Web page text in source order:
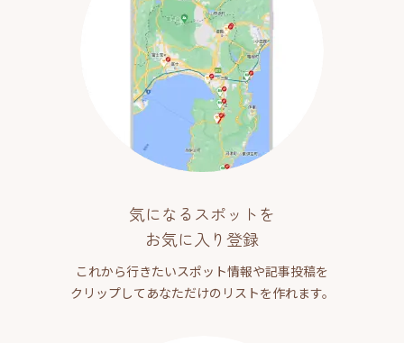
気になるスポットを
お気に入り登録
これから行きたいスポット情報や記事投稿を
クリップしてあなただけのリストを作れます。